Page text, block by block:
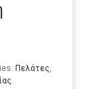
Πελάτες,